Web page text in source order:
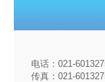
电话：021-
传真：021-